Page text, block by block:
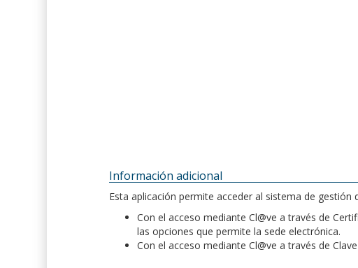
Información adicional
Esta aplicación permite acceder al sistema de
Con el acceso mediante Cl@ve a través de
las opciones que permite la sede electrónica.
Con el acceso mediante Cl@ve a través de